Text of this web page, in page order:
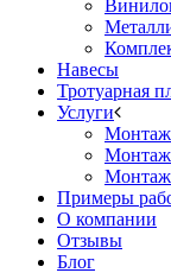
Навесы
Тротуарная
Услуги
Монтаж
Монтаж
Монтаж
Примеры
О компании
Отзывы
Блог